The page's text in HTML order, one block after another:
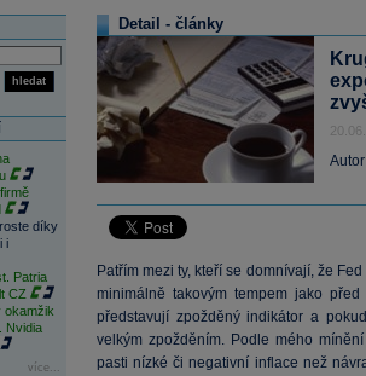
hledat
díky
i
Patria
CZ
okamžik
Nvidia
více...
Detail - články
Patřím mezi ty, kteří se domnívají, že
minimálně takovým tempem jako
představují zpožděný indikátor a
velkým zpožděním. Podle mého
pasti nízké či negativní inflace než